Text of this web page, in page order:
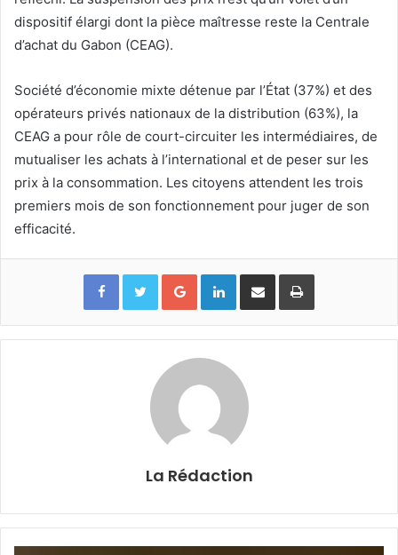
dispositif élargi dont la pièce maîtresse reste la Centrale
d’achat du Gabon (CEAG).
Société d’économie mixte détenue par l’État (37%) et des
opérateurs privés nationaux de la distribution (63%), la
CEAG a pour rôle de court-circuiter les intermédiaires, de
mutualiser les achats à l’international et de peser sur les
prix à la consommation. Les citoyens attendent les trois
premiers mois de son fonctionnement pour juger de son
efficacité.
Google+LinkedinPartager par email Imprimer
La Rédaction